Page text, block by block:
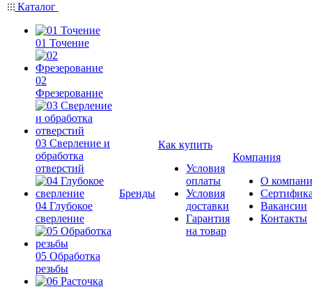
Каталог
01 Точение
02
Фрезерование
03 Сверление и
обработка
отверстий
04 Глубокое
сверление
05 Обработка
резьбы
Бренды
Как купить
Условия
оплаты
Условия
доставки
Гарантия
на товар
Компания
О
Вакансии
Контакты